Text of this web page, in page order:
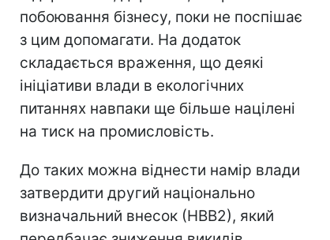
побоювання бізнесу, поки не поспішає
з цим допомагати. На додаток
складається враження, що деякі
ініціативи влади в екологічних
питаннях навпаки ще більше націлені
на тиск на промисловість.
До таких можна віднести намір влади
затвердити другий національно
визначальний внесок (НВВ2), який